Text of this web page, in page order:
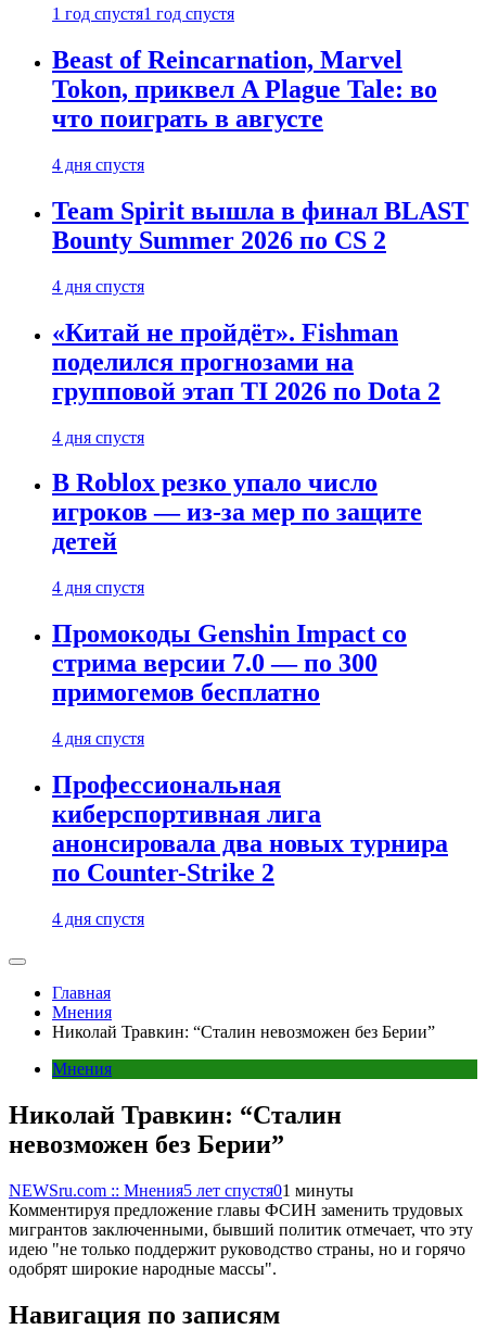
1 год спустя1 год спустя
Beast of Reincarnation, Marvel
Tokon, приквел A Plague Tale: во
что поиграть в августе
4 дня спустя
Team Spirit вышла в финал BLAST
Bounty Summer 2026 по CS 2
4 дня спустя
«Китай не пройдёт». Fishman
поделился прогнозами на
групповой этап TI 2026 по Dota 2
4 дня спустя
В Roblox резко упало число
игроков — из-за мер по защите
детей
4 дня спустя
Промокоды Genshin Impact со
стрима версии 7.0 — по 300
примогемов бесплатно
4 дня спустя
Профессиональная
киберспортивная лига
анонсировала два новых турнира
по Counter-Strike 2
4 дня спустя
Главная
Мнения
Николай Травкин: “Сталин невозможен без Берии”
Мнения
Николай Травкин: “Сталин
невозможен без Берии”
NEWSru.com :: Мнения5 лет спустя01 минуты
Комментируя предложение главы ФСИН заменить трудовых
мигрантов заключенными, бывший политик отмечает, что эту
идею "не только поддержит руководство страны, но и горячо
одобрят широкие народные массы".
Навигация по записям